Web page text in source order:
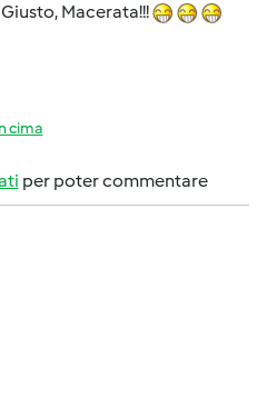
Macerata!!!
cima
per poter commentare